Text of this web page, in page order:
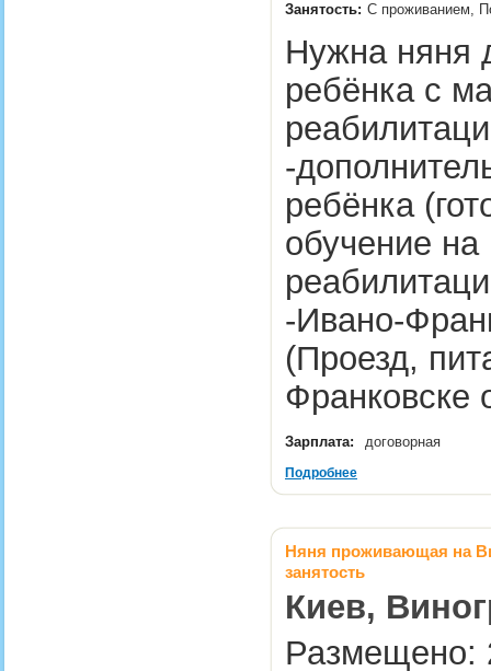
Занятость: С проживанием,
Нужна няня
ребёнка с
-
ребёнка
обучение на
-Ивано-
(Проезд,
Франковске
Зарплата: договорная
Подробнее
Няня проживающая на
занятость
Киев,
Размещено: